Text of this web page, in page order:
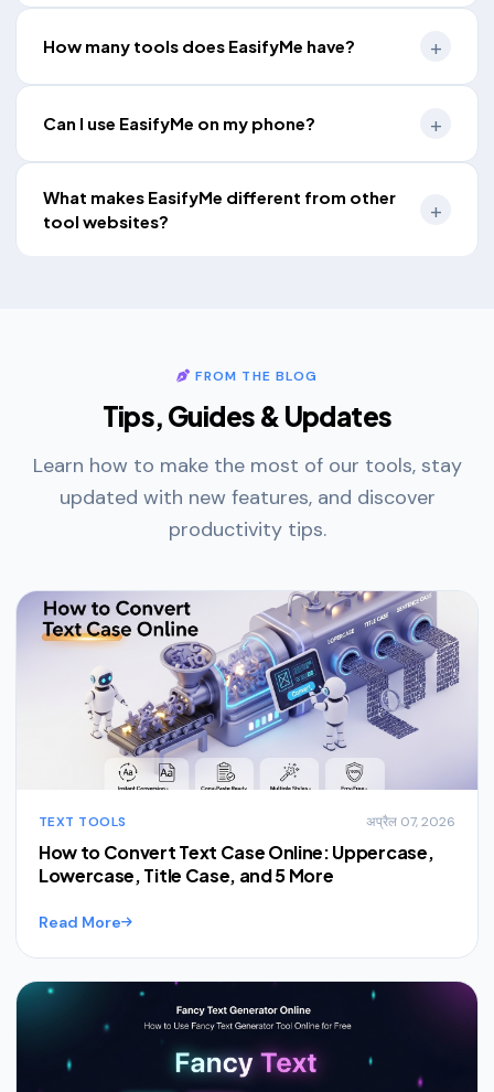
How many tools does EasifyMe have?
Can I use EasifyMe on my phone?
What makes EasifyMe different from other
tool websites?
FROM THE BLOG
Tips, Guides & Updates
Learn how to make the most of our tools, stay
updated with new features, and discover
productivity tips.
TEXT TOOLS अप्रैल 07, 2026
How to Convert Text Case Online: Uppercase,
Lowercase, Title Case, and 5 More
Read More